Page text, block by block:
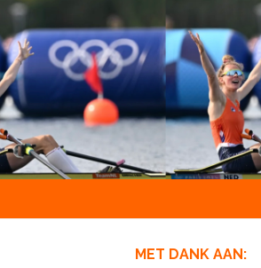
MET DANK AAN: